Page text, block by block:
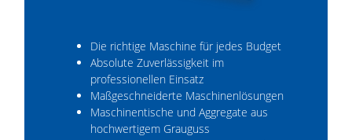
Die richtige Maschine für jedes Budget
Absolute Zuverlässigkeit im
professionellen Einsatz
Maßgeschneiderte Maschinenlösungen
Maschinentische und Aggregate aus
hochwertigem Grauguss